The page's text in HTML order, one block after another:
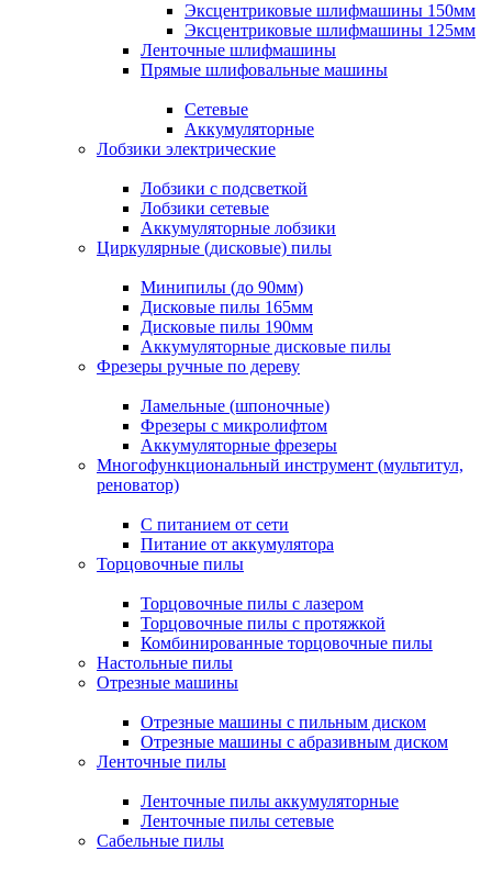
Эксцентриковые шлифмашины 150мм
Эксцентриковые шлифмашины 125мм
Ленточные шлифмашины
Прямые шлифовальные машины
Сетевые
Аккумуляторные
Лобзики электрические
Лобзики с подсветкой
Лобзики сетевые
Аккумуляторные лобзики
Циркулярные (дисковые) пилы
Минипилы (до 90мм)
Дисковые пилы 165мм
Дисковые пилы 190мм
Аккумуляторные дисковые пилы
Фрезеры ручные по дереву
Ламельные (шпоночные)
Фрезеры с микролифтом
Аккумуляторные фрезеры
Многофункциональный инструмент (мультитул,
реноватор)
С питанием от сети
Питание от аккумулятора
Торцовочные пилы
Торцовочные пилы с лазером
Торцовочные пилы с протяжкой
Комбинированные торцовочные пилы
Настольные пилы
Отрезные машины
Отрезные машины с пильным диском
Отрезные машины с абразивным диском
Ленточные пилы
Ленточные пилы аккумуляторные
Ленточные пилы сетевые
Сабельные пилы